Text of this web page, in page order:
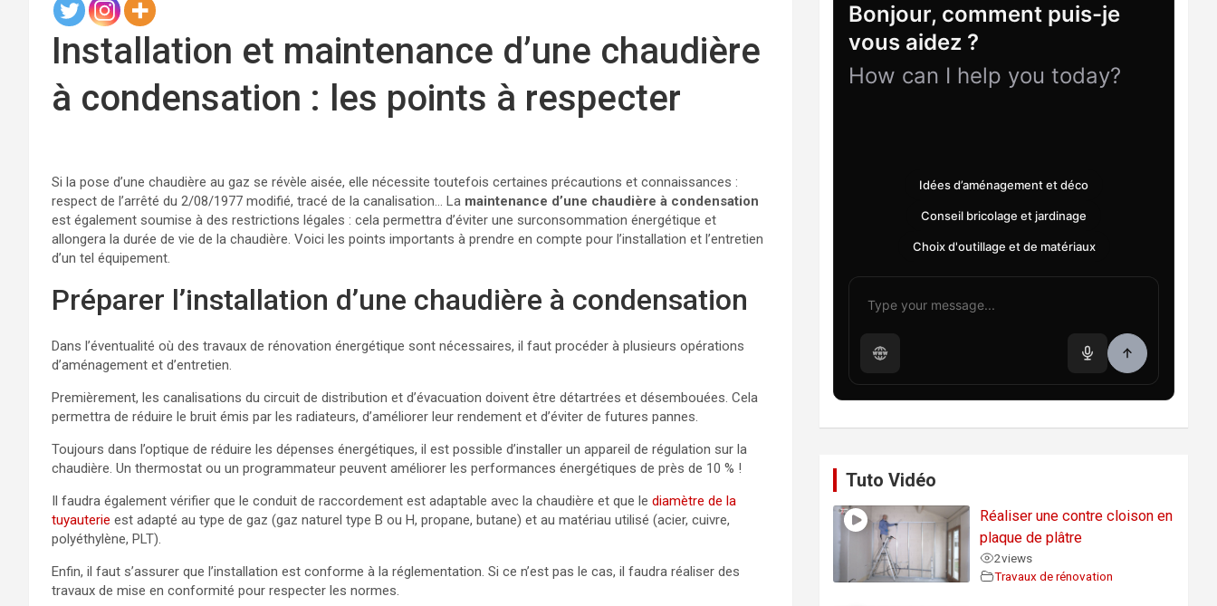
Installation et maintenance d’une chaudière
à condensation : les points à respecter
Si la pose d’une chaudière au gaz se révèle aisée, elle nécessite toutefois certaines précautions et connaissances :
respect de l’arrêté du 2/08/1977 modifié, tracé de la canalisation… La maintenance d’une chaudière à condensation
est également soumise à des restrictions légales : cela permettra d’éviter une surconsommation énergétique et
allongera la durée de vie de la chaudière. Voici les points importants à prendre en compte pour l’installation et l’entretien
d’un tel équipement.
Préparer l’installation d’une chaudière à condensation
Dans l’éventualité où des travaux de rénovation énergétique sont nécessaires, il faut procéder à plusieurs opérations
d’aménagement et d’entretien.
Premièrement, les canalisations du circuit de distribution et d’évacuation doivent être détartrées et désembouées. Cela
permettra de réduire le bruit émis par les radiateurs, d’améliorer leur rendement et d’éviter de futures pannes.
Toujours dans l’optique de réduire les dépenses énergétiques, il est possible d’installer un appareil de régulation sur la
chaudière. Un thermostat ou un programmateur peuvent améliorer les performances énergétiques de près de 10 % !
Il faudra également vérifier que le conduit de raccordement est adaptable avec la chaudière et que le diamètre de la
tuyauterie est adapté au type de gaz (gaz naturel type B ou H, propane, butane) et au matériau utilisé (acier, cuivre,
polyéthylène, PLT).
Enfin, il faut s’assurer que l’installation est conforme à la réglementation. Si ce n’est pas le cas, il faudra réaliser des
travaux de mise en conformité pour respecter les normes.
Bonjour, comment puis-je
vous aidez ?
How can I help you today?
Idées d’aménagement et déco
Conseil bricolage et jardinage
Choix d'outillage et de matériaux
Tuto Vidéo
Réaliser une contre cloison en
plaque de plâtre
2views
Travaux de rénovation